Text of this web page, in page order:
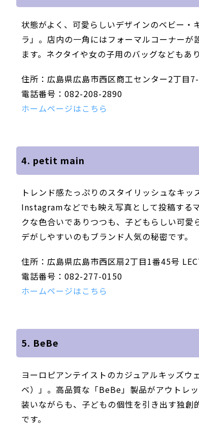
状態がよく、可愛らしいデザインのベビー
ラ」。店内の一角にはフォーマルコーナー
ます。ネクタイや女の子用のバッグなどもあ
住所：広島県広島市西区商工センター2丁目
電話番号：082-208-2890
ホームページはこちら
4. petit main
トレンド感たっぷりのスタイリッシュなキ
Instagramなどでも映え写真として投稿する
クな色合いでありつつも、子どもらしい可
デがしやすいのもブランド人気の秘密です。
住所：広島県広島市西区扇2丁目1番45号
電話番号：082-277-0150
ホームページはこちら
5. BeBe
ヨーロピアンテイストのカジュアルキッズ
ベ）」。高品質な「BeBe」製品がアウトレ
装いながらも、子どもの個性を引き出す独
です。